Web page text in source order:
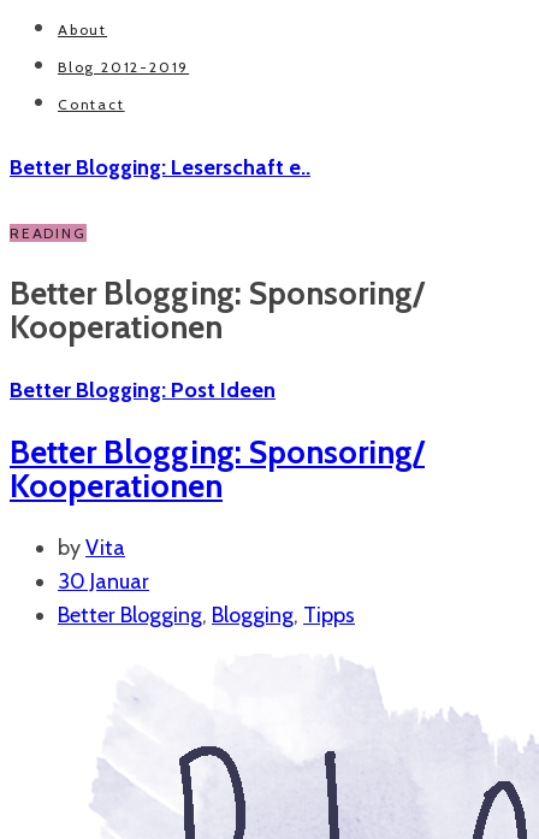
About
Blog 2012-2019
Contact
Better Blogging: Leserschaft e..
READING
Better Blogging: Sponsoring/
Kooperationen
Better Blogging: Post Ideen
Better Blogging: Sponsoring/
Kooperationen
byVita
30 Januar
Better Blogging, Blogging, Tipps